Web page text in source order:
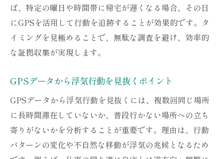
ば、特定の曜日や時間帯に帰宅が遅くなる場合、その日
にGPSを活用して行動を追跡することが効果的です。タ
イミングを見極めることで、無駄な調査を避け、効率的
な証拠収集が実現します。
GPSデータから浮気行動を見抜くポイント
GPSデータから浮気行動を見抜くには、複数回同じ場所
に長時間滞在していないか、普段行かない場所への立ち
寄りがないかを分析することが重要です。理由は、行動
パターンの変化や不自然な移動が浮気の兆候となるため